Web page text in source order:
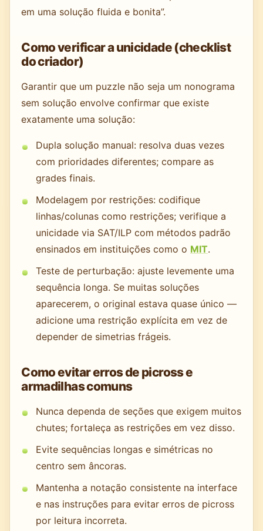
em uma solução fluida e bonita”.
Como verificar a unicidade (checklist
do criador)
Garantir que um puzzle não seja um nonograma
sem solução envolve confirmar que existe
exatamente uma solução:
Dupla solução manual: resolva duas vezes
com prioridades diferentes; compare as
grades finais.
Modelagem por restrições: codifique
linhas/colunas como restrições; verifique a
unicidade via SAT/ILP com métodos padrão
ensinados em instituições como o MIT.
Teste de perturbação: ajuste levemente uma
sequência longa. Se muitas soluções
aparecerem, o original estava quase único —
adicione uma restrição explícita em vez de
depender de simetrias frágeis.
Como evitar erros de picross e
armadilhas comuns
Nunca dependa de seções que exigem muitos
chutes; fortaleça as restrições em vez disso.
Evite sequências longas e simétricas no
centro sem âncoras.
Mantenha a notação consistente na interface
e nas instruções para evitar erros de picross
por leitura incorreta.